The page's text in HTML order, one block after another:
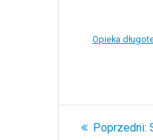
Opieka
Poprzedni: